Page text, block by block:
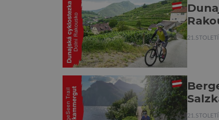
21.STOLETÍ
21.STOLETÍ